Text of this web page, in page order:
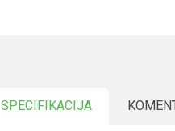
SPECIFIKACIJA